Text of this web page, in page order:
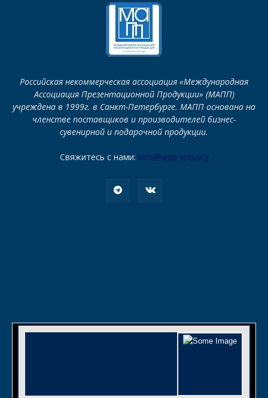
Российская некоммерческая ассоциация «Международная
Ассоциация Презентационной Продукции» (МАПП)
учреждена в 1999г. в Санкт-Петербурге. МАПП основана на
членстве поставщиков и производителей бизнес-
сувенирной и подарочной продукции.
Свяжитесь с нами: info@iapp-spb.org